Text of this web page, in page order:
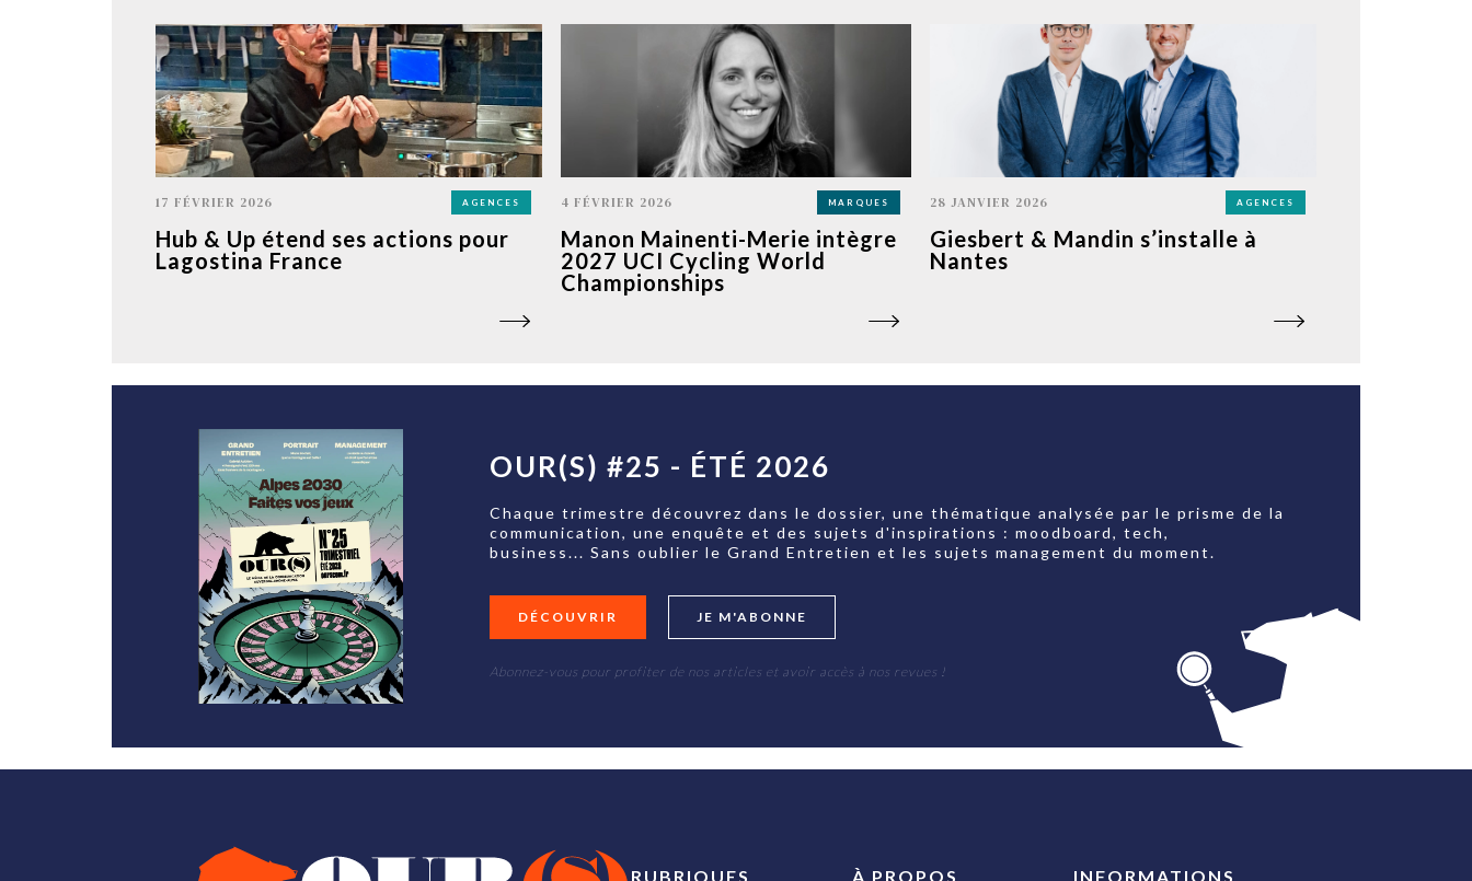
17 FÉVRIER 2026 AGENCES
Hub & Up étend ses actions pour
Lagostina France
4 FÉVRIER 2026 MARQUES
Manon Mainenti-Merie intègre
2027 UCI Cycling World
Championships
28 JANVIER 2026 AGENCES
Giesbert & Mandin s’installe à
Nantes
OUR(S) #25 - ÉTÉ 2026
Chaque trimestre découvrez dans le dossier, une thématique analysée par le prisme de la
communication, une enquête et des sujets d'inspirations : moodboard, tech,
business... Sans oublier le Grand Entretien et les sujets management du moment.
DÉCOUVRIR JE M'ABONNE
Abonnez-vous pour profiter de nos articles et avoir accès à nos revues !
RUBRIQUES À PROPOS INFORMATIONS